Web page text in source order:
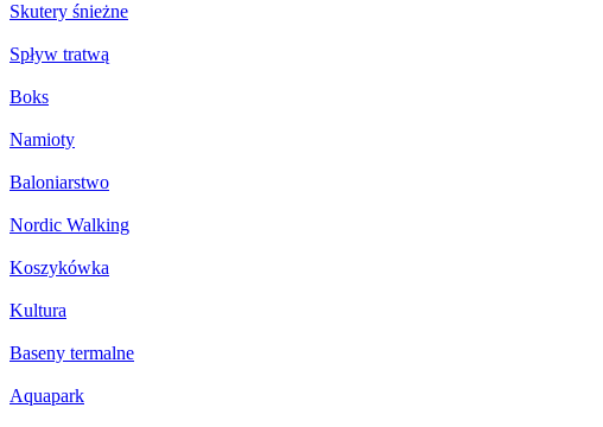
Skutery śnieżne
Spływ tratwą
Boks
Namioty
Baloniarstwo
Nordic Walking
Koszykówka
Kultura
Baseny termalne
Aquapark